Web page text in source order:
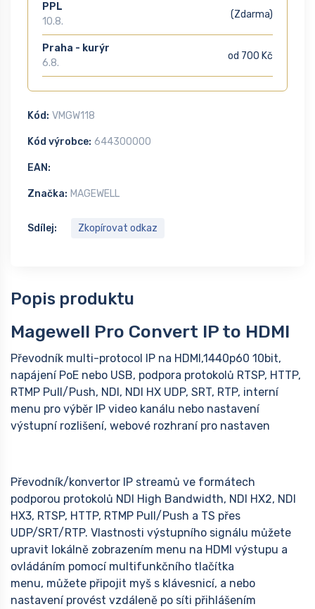
PPL
10.8.
(Zdarma)
Praha - kurýr
6.8.
od 700 Kč
Kód: VMGW118
Kód výrobce: 644300000
EAN:
Značka: MAGEWELL
Sdílej: Zkopírovat odkaz
Popis produktu
Magewell Pro Convert IP to HDMI
Převodník multi-protocol IP na HDMI,1440p60 10bit,
napájení PoE nebo USB, podpora protokolů RTSP, HTTP,
RTMP Pull/Push, NDI, NDI HX UDP, SRT, RTP, interní
menu pro výběr IP video kanálu nebo nastavení
výstupní rozlišení, webové rozhraní pro nastaven
Převodník/konvertor IP streamů ve formátech
podporou protokolů NDI High Bandwidth, NDI HX2, NDI
HX3, RTSP, HTTP, RTMP Pull/Push a TS přes
UDP/SRT/RTP. Vlastnosti výstupního signálu můžete
upravit lokálně zobrazením menu na HDMI výstupu a
ovládáním pomocí multifunkčního tlačítka
menu, můžete připojit myš s klávesnicí, a nebo
nastavení provést vzdáleně po síti přihlášením